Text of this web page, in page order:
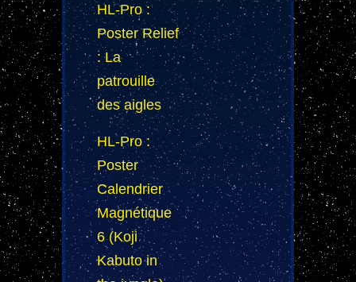
HL-Pro :
Poster Relief
: La
patrouille
des aigles
HL-Pro :
Poster
Calendrier
Magnétique
6 (Koji
Kabuto in